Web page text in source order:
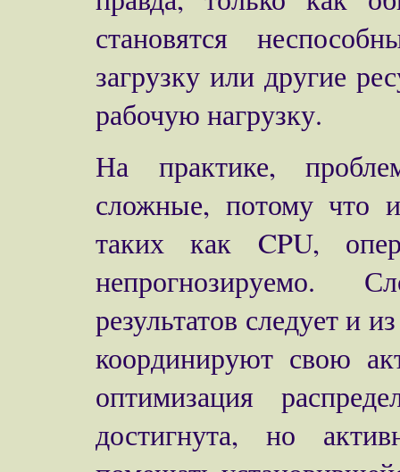
становятся
загрузку или другие
рабочую нагрузку.
На практике,
сложные, потому что
таких как CPU,
непрогнозируемо.
результатов следует и
координируют свою
оптимизация
достигнута, но